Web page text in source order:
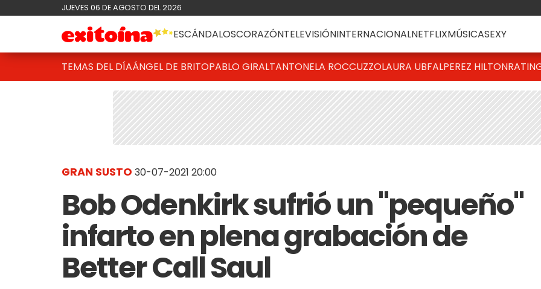
JUEVES 06 DE AGOSTO DEL 2026
ESCÁNDALOSCORAZÓNTELEVISIÓNINTERNACIONALNETFLIXMÚSICASEXY
TEMAS DEL DÍAÁNGEL DE BRITOPABLO GIRALTANTONELA ROCCUZZOLAURA UBFALPEREZ HILTON
GRAN SUSTO 30-07-2021 20:00
Bob Odenkirk sufrió un "pequeño"
infarto en plena grabación de
Better Call Saul